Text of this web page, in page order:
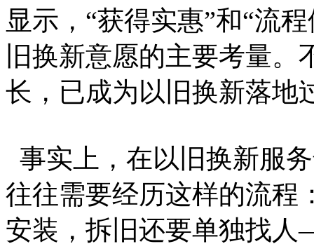
显示，“获得实惠”和“流
旧换新意愿的主要考量
长，已成为以旧换新落地
事实上，在以旧换新服
往往需要经历这样的流程
安装，拆旧还要单独找